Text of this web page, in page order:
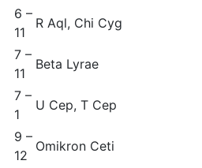
6 –
11
R Aql, Chi Cyg
7 –
11
Beta Lyrae
7 –
1
U Cep, T Cep
9 –
12
Omikron Ceti